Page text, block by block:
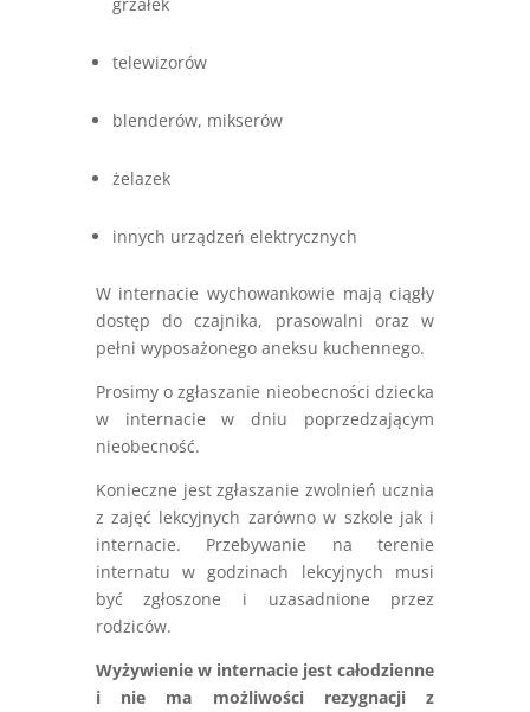
telewizorów
blenderów, mikserów
żelazek
innych urządzeń elektrycznych
W internacie wychowankowie mają ciągły
dostęp do czajnika, prasowalni oraz w
pełni wyposażonego aneksu kuchennego.
Prosimy o zgłaszanie nieobecności dziecka
w internacie w dniu poprzedzającym
nieobecność.
Konieczne jest zgłaszanie zwolnień ucznia
z zajęć lekcyjnych zarówno w szkole jak i
internacie. Przebywanie na terenie
internatu w godzinach lekcyjnych musi
być zgłoszone i uzasadnione przez
rodziców.
Wyżywienie w internacie jest całodzienne
i nie ma możliwości rezygnacji z